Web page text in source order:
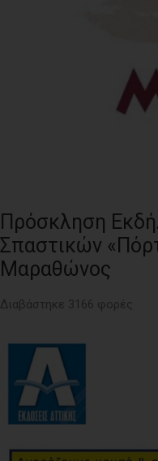
Πρόσκληση
Σπαστικών
Μαραθώνος
Διαβάστηκε 3166 φορές